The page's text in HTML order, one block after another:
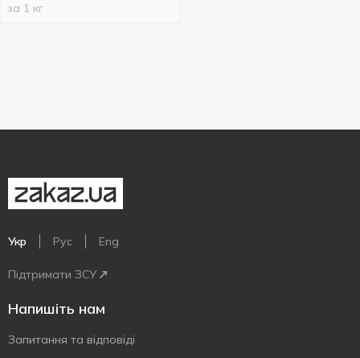
за 1 кг
Укр Рус Eng
Підтримати ЗСУ
Напишіть нам
Запитання та відповіді